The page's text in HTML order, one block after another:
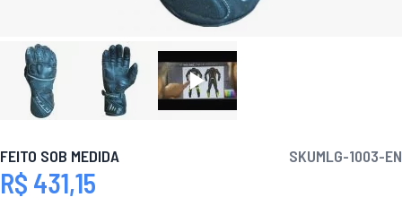
FEITO SOB MEDIDA SKUMLG-1003-EN
R$ 431,15